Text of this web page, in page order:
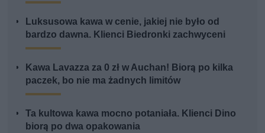
Luksusowa kawa w cenie, jakiej nie było od
bardzo dawna. Klienci Biedronki zachwyceni
Kawa Lavazza za 0 zł w Auchan! Biorą po kilka
paczek, bo nie ma żadnych limitów
Ta kultowa kawa mocno potaniała. Klienci Dino
biorą po dwa opakowania